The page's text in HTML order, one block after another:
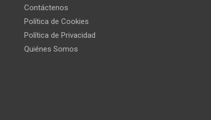
Contáctenos
Política de Cookies
Política de Privacidad
Quiénes Somos